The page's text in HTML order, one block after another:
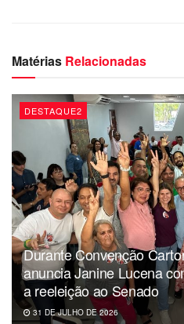
Matérias Relacionadas
DESTAQUE2
Durante Convenção
anuncia Janine Lucena
a reeleição ao Senado
31 DE JULHO DE 2026